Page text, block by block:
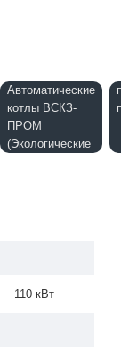
Автоматические
котлы ВСКЗ-
ПРОМ
(Экологические
110 кВт